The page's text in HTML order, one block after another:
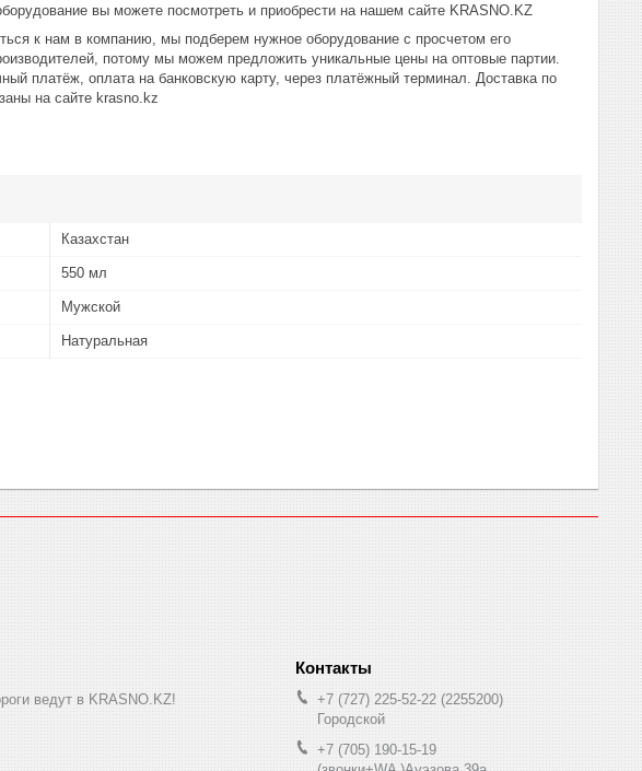
вы можете посмотреть и приобрести на нашем сайте KRASNO.KZ
к нам в компанию, мы подберем нужное оборудование с просчетом его
потому мы можем предложить уникальные цены на оптовые партии.
платёж, оплата на банковскую карту, через платёжный терминал. Доставка по
на сайте krasno.kz
Казахстан
550 мл
Мужской
Натуральная
ведут в KRASNO.KZ! +7 (727) 225-52-22 2255200
Городской
+7 (705) 190-15-19